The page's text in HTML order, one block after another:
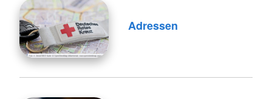
Adressen